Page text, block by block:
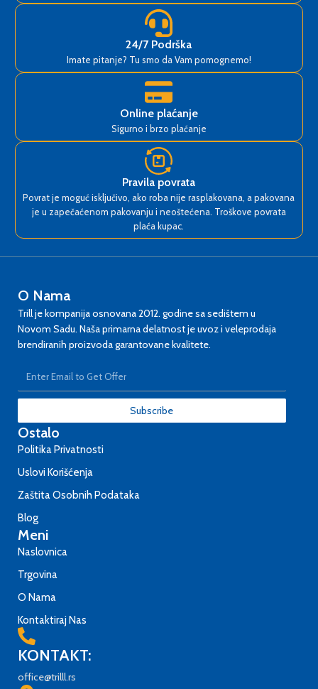
24/7 Podrška
Imate pitanje? Tu smo da Vam pomognemo!
Online plaćanje
Sigurno i brzo plaćanje
Pravila povrata
Povrat je moguć isključivo, ako roba nije rasplakovana, a pakovana
je u zapečaćenom pakovanju i neoštećena. Troškove povrata
plaća kupac.
O Nama
Trill je kompanija osnovana 2012. godine sa sedištem u
Novom Sadu. Naša primarna delatnost je uvoz i veleprodaja
brendiranih proizvoda garantovane kvalitete.
Subscribe
Ostalo
Politika Privatnosti
Uslovi Korišćenja
Zaštita Osobnih Podataka
Blog
Meni
Naslovnica
Trgovina
O Nama
Kontaktiraj Nas
KONTAKT:
office@trilll.rs